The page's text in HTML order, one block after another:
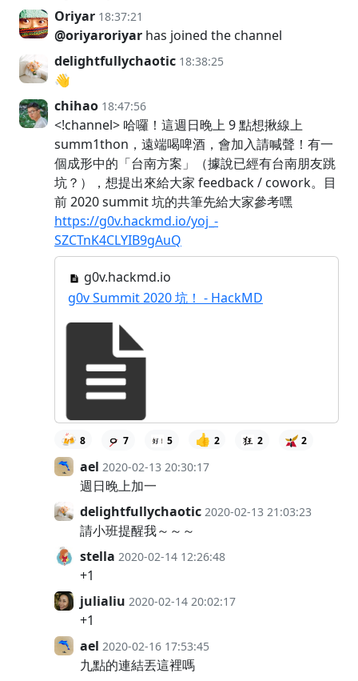
Oriyar 18:37:21
@oriyaroriyar has joined the channel
delightfullychaotic 18:38:25
👋
chihao 18:47:56
<!channel> 哈囉！這週日晚上 9 點想揪線上
summ1thon，遠端喝啤酒，會加入請喊聲！有一
個成形中的「台南方案」（據說已經有台南朋友跳
坑？），想提出來給大家 feedback / cowork。目
前 2020 summit 坑的共筆先給大家參考嘿
https://g0v.hackmd.io/yoj_-
SZCTnK4CLYIB9gAuQ
g0v.hackmd.io
g0v Summit 2020 坑！ - HackMD
🍻 8 7 5 👍 2 2 2
ael 2020-02-13 20:30:17
週日晚上加一
delightfullychaotic 2020-02-13 21:03:23
請小班提醒我～～～
stella 2020-02-14 12:26:48
+1
julialiu 2020-02-14 20:02:17
+1
ael 2020-02-16 17:53:45
九點的連結丟這裡嗎